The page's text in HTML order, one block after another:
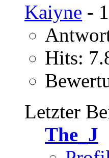
Kaiyne -
Hits:
Letzter
The_J